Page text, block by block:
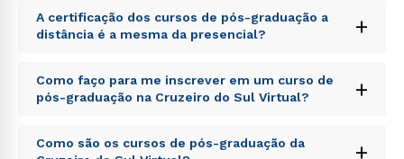
A certificação dos cursos de pós-graduação a
distância é a mesma da presencial?
+
Sed ut perspiciatis unde omnis iste natus error sit
voluptatem accusantium doloremque laudantium,
totam rem aperiam, eaque ipsa quae ab illo inventore
explicabo. Nemo enim ipsam voluptatem quia
Como faço para me inscrever em um curso de
pós-graduação na Cruzeiro do Sul Virtual?
+
Sed ut perspiciatis unde omnis iste natus error sit
voluptatem accusantium doloremque laudantium,
Como são os cursos de pós-graduação da
+